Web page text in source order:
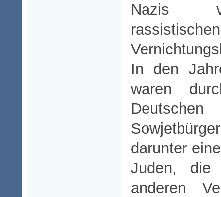
Nazis
In den
waren
Deutschen
darunter
Juden,
anderen